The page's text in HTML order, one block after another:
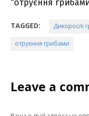
“отруєння
TAGGED: Дикорослі
отруєння грибами
Leave a